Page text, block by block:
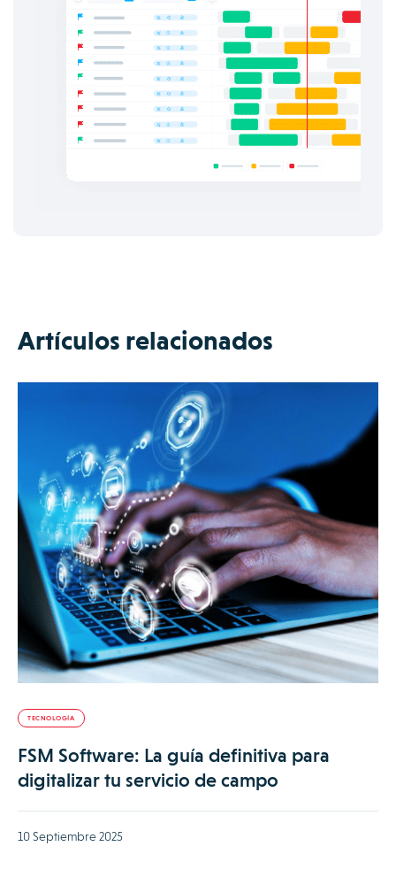
Artículos relacionados
TECNOLOGÍA
FSM Software: La guía definitiva para
digitalizar tu servicio de campo
10 Septiembre 2025